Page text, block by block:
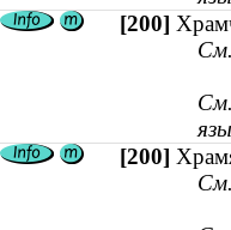
[200]
[200]